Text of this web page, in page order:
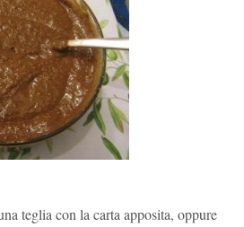
teglia con la carta apposita, oppure